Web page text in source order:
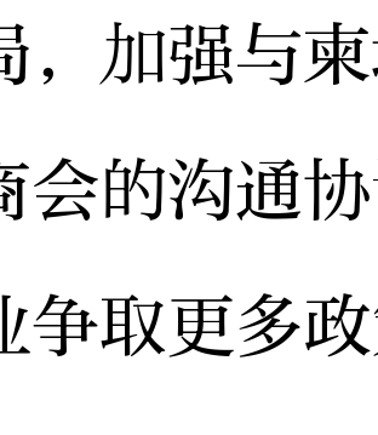
，加强与
会的沟通
争取更多